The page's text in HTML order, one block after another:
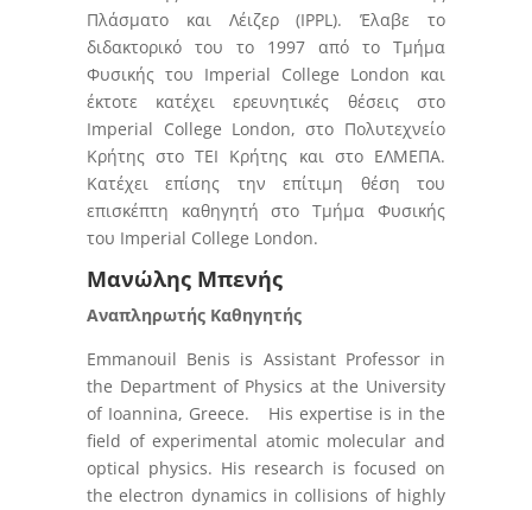
Πλάσματο και Λέιζερ (IPPL). Έλαβε το
διδακτορικό του το 1997 από το Τμήμα
Φυσικής του Imperial College London και
έκτοτε κατέχει ερευνητικές θέσεις στο
Imperial College London, στο Πολυτεχνείο
Κρήτης στο ΤΕΙ Κρήτης και στο ΕΛΜΕΠΑ.
Κατέχει επίσης την επίτιμη θέση του
επισκέπτη καθηγητή στο Τμήμα Φυσικής
του Imperial College London.
Μανώλης Μπενής
Αναπληρωτής Καθηγητής
Emmanouil Benis is Assistant Professor in
the Department of Physics at the University
of Ioannina, Greece. His expertise is in the
field of experimental atomic molecular and
optical physics. His research is focused on
the electron dynamics in collisions of highly